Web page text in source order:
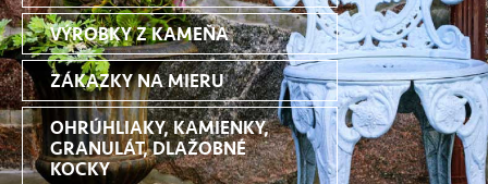
VÝROBKY Z KAMEŇA
ZÁKAZKY NA MIERU
OHRÚHLIAKY, KAMIENKY,
GRANULÁT, DLAŽOBNÉ
KOCKY